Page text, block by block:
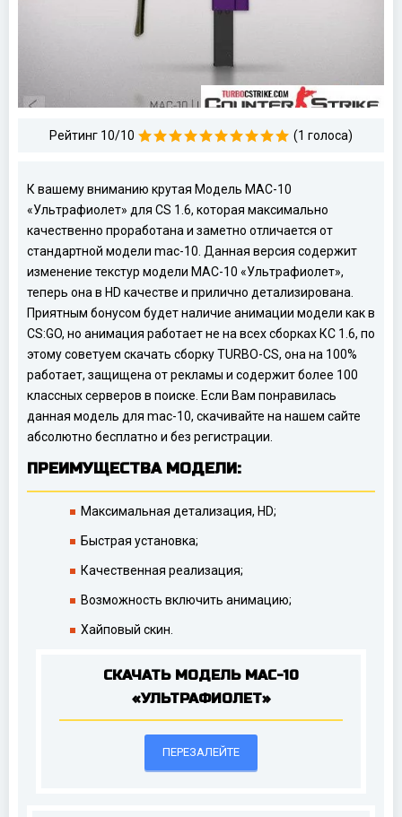
Рейтинг 10/10 (1 голоса)
К вашему вниманию крутая Модель MAC-10
«Ультрафиолет» для CS 1.6, которая максимально
качественно проработана и заметно отличается от
стандартной модели mac-10. Данная версия содержит
изменение текстур модели MAC-10 «Ультрафиолет»,
теперь она в HD качестве и прилично детализирована.
Приятным бонусом будет наличие анимации модели как в
CS:GO, но анимация работает не на всех сборках КС 1.6, по
этому советуем скачать сборку TURBO-CS, она на 100%
работает, защищена от рекламы и содержит более 100
классных серверов в поиске. Если Вам понравилась
данная модель для mac-10, скачивайте на нашем сайте
абсолютно бесплатно и без регистрации.
ПРЕИМУЩЕСТВА МОДЕЛИ:
Максимальная детализация, HD;
Быстрая установка;
Качественная реализация;
Возможность включить анимацию;
Хайповый скин.
СКАЧАТЬ МОДЕЛЬ MAC-10
«УЛЬТРАФИОЛЕТ»
ПЕРЕЗАЛЕЙТЕ